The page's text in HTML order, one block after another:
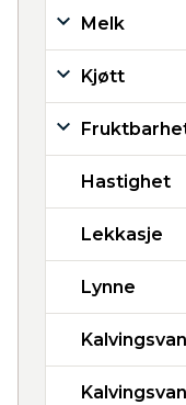
Melk
Kjøtt
Hastighet
Lekkasje
Lynne